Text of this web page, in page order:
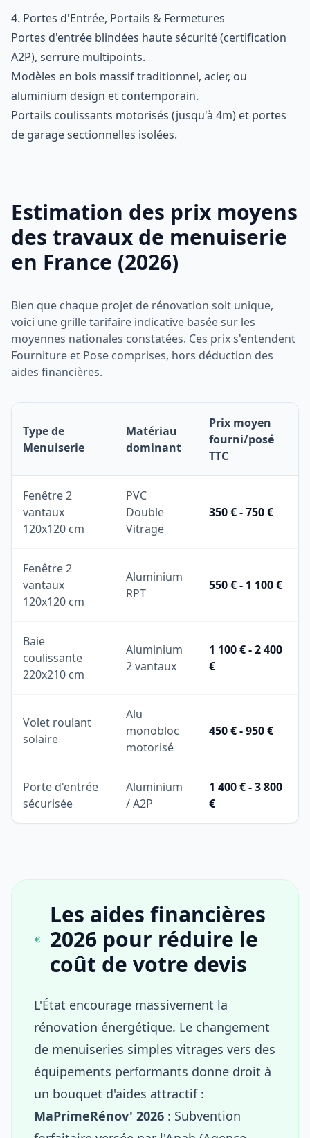
4. Portes d'Entrée, Portails & Fermetures
Portes d'entrée blindées haute sécurité (certification
A2P), serrure multipoints.
Modèles en bois massif traditionnel, acier, ou
aluminium design et contemporain.
Portails coulissants motorisés (jusqu'à 4m) et portes
de garage sectionnelles isolées.
Estimation des prix moyens
des travaux de menuiserie
en France (2026)
Bien que chaque projet de rénovation soit unique,
voici une grille tarifaire indicative basée sur les
moyennes nationales constatées. Ces prix s'entendent
Fourniture et Pose comprises, hors déduction des
aides financières.
Type de
Menuiserie
Matériau
dominant
Prix moyen
fourni/posé
TTC
Fenêtre 2
vantaux
120x120 cm
PVC
Double
Vitrage
350 € - 750 €
Fenêtre 2
vantaux
120x120 cm
Aluminium
RPT
550 € - 1 100 €
Baie
coulissante
220x210 cm
Aluminium
2 vantaux
1 100 € - 2 400
€
Volet roulant
solaire
Alu
monobloc
motorisé
450 € - 950 €
Porte d'entrée
sécurisée
Aluminium
/ A2P
1 400 € - 3 800
€
Les aides financières
2026 pour réduire le
coût de votre devis
L'État encourage massivement la
rénovation énergétique. Le changement
de menuiseries simples vitrages vers des
équipements performants donne droit à
un bouquet d'aides attractif :
MaPrimeRénov' 2026 : Subvention